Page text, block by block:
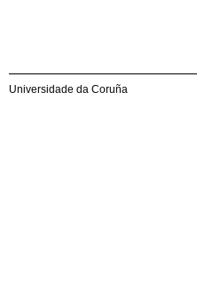
Universidade da Coruña